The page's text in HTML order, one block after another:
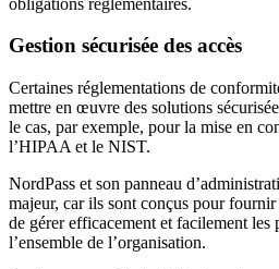
Gestion sécurisée des accès
Certaines réglementations de
mettre en œuvre des solutions
le cas, par exemple, pour la mise en
l’HIPAA et le NIST.
NordPass et son panneau
majeur, car ils sont conçus pour
de gérer efficacement et facilement les
l’ensemble de l’organisation.